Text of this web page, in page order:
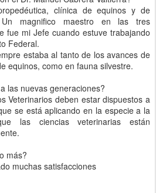
clínica de equinos y de
magnifico maestro en las tres
fue mi Jefe cuando estuve trabajando
Federal.
estaba al tanto de los avances de
equinos, como en fauna silvestre.
las nuevas generaciones?
Veterinarios deben estar dispuestos a
se está aplicando en la especie a la
las ciencias veterinarias están
más?
muchas satisfacciones